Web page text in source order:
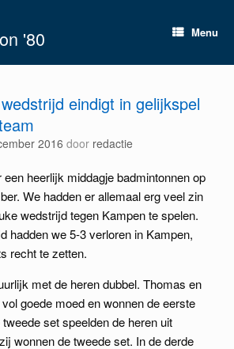
'80 Menu
eindigt in gelijkspel
2016 door redactie
heerlijk middagje badmintonnen op
We hadden er allemaal erg veel zin
wedstrijd tegen Kampen te spelen.
hadden we 5-3 verloren in Kampen,
recht te zetten.
met de heren dubbel. Thomas en
goede moed en wonnen de eerste
set speelden de heren uit
wonnen de tweede set. In de derde